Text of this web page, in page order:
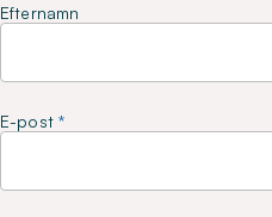
Efternamn
E-post